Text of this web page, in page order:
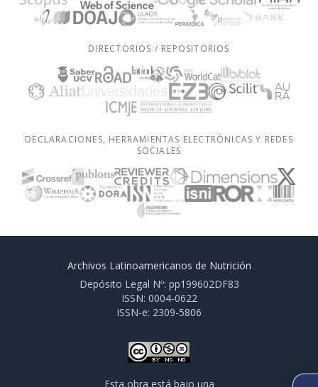
DIRECTORIOS / REPOSITORIOS
DECLARACIONES, HERRAMIENTAS ELECTRÓNICAS Y REDES
SOCIALES
Archivos Latinoamericanos de Nutrición
Depósito Legal Nº: pp199602DF83
ISSN: 0004-0622
ISSN-e: 2309-5806
Esta obra está bajo una